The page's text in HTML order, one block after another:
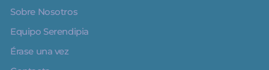
Sobre Nosotros
Equipo Serendipia
Érase una vez